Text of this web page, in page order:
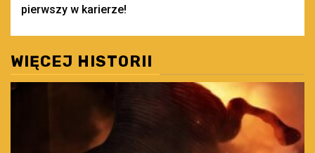
pierwszy w karierze!
WIĘCEJ HISTORII